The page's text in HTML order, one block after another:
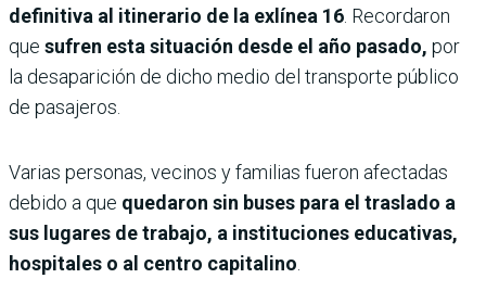
definitiva al itinerario de la exlínea 16. Recordaron
que sufren esta situación desde el año pasado, por
la desaparición de dicho medio del transporte público
de pasajeros.
Varias personas, vecinos y familias fueron afectadas
debido a que quedaron sin buses para el traslado a
sus lugares de trabajo, a instituciones educativas,
hospitales o al centro capitalino.